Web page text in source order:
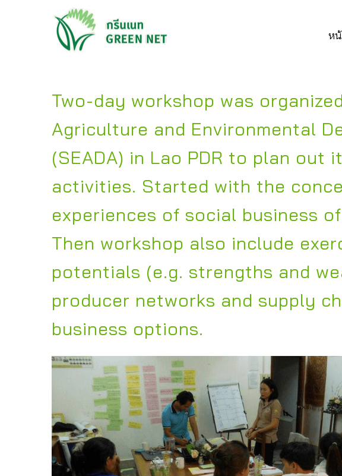
ห
Two-day workshop was
Agriculture and Environmental
(SEADA) in Lao PDR to plan out
activities. Started with the
experiences of social business
Then workshop also include
potentials (e.g. strengths and
producer networks and supply
business options.